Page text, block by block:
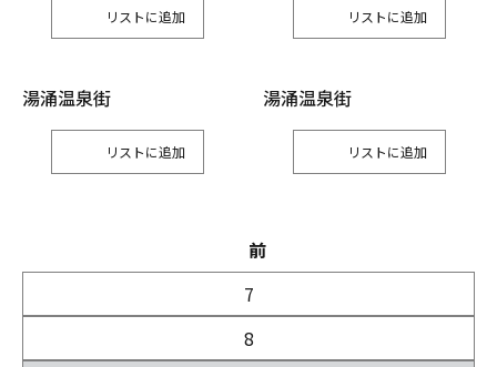
リスト リスト
湯涌温泉街
リスト
湯涌温泉街
リスト
前
7
8